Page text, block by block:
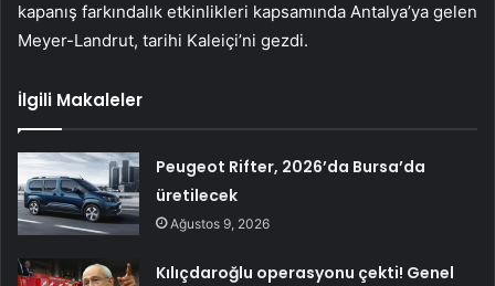
kapanış farkındalık etkinlikleri kapsamında Antalya’ya gelen
Meyer-Landrut, tarihi Kaleiçi’ni gezdi.
İlgili Makaleler
Peugeot Rifter, 2026’da Bursa’da
üretilecek
Ağustos 9, 2026
Kılıçdaroğlu operasyonu çekti! Genel